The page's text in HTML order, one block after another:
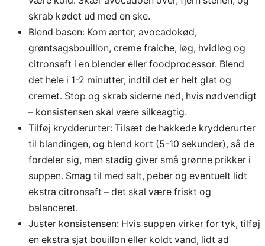
skrab kødet ud med en ske.
Blend basen: Kom ærter, avocadokød,
grøntsagsbouillon, creme fraiche, løg, hvidløg og
citronsaft i en blender eller foodprocessor. Blend
det hele i 1-2 minutter, indtil det er helt glat og
cremet. Stop og skrab siderne ned, hvis nødvendigt
– konsistensen skal være silkeagtig.
Tilføj krydderurter: Tilsæt de hakkede krydderurter
til blandingen, og blend kort (5-10 sekunder), så de
fordeler sig, men stadig giver små grønne prikker i
suppen. Smag til med salt, peber og eventuelt lidt
ekstra citronsaft – det skal være friskt og
balanceret.
Juster konsistensen: Hvis suppen virker for tyk, tilføj
en ekstra sjat bouillon eller koldt vand, lidt ad